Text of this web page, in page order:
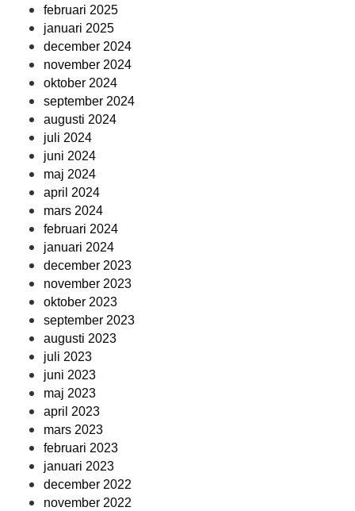
februari 2025
januari 2025
december 2024
november 2024
oktober 2024
september 2024
augusti 2024
juli 2024
juni 2024
maj 2024
april 2024
mars 2024
februari 2024
januari 2024
december 2023
november 2023
oktober 2023
september 2023
augusti 2023
juli 2023
juni 2023
maj 2023
april 2023
mars 2023
februari 2023
januari 2023
december 2022
november 2022